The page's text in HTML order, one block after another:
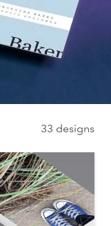
33 designs